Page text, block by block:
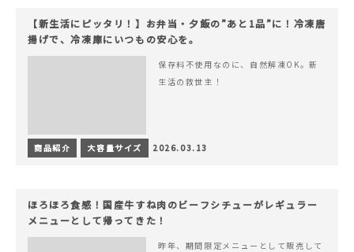
【新生活にピッタリ！】お弁当・夕飯の”あと1品”に！冷凍唐
揚げで、冷凍庫にいつもの安心を。
保存料不使用なのに、自然解凍OK。新
生活の救世主！
商品紹介 大容量サイズ 2026.03.13
ほろほろ食感！国産牛すね肉のビーフシチューがレギュラー
メニューとして帰ってきた！
昨年、期間限定メニューとして販売して